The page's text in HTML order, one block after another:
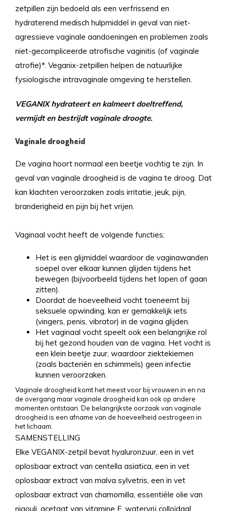
zetpillen zijn bedoeld als een verfrissend en
hydraterend medisch hulpmiddel in geval van niet-
agressieve vaginale aandoeningen en problemen zoals
niet-gecompliceerde atrofische vaginitis (of vaginale
atrofie)*. Veganix-zetpillen helpen de natuurlijke
fysiologische intravaginale omgeving te herstellen.
VEGANIX hydrateert en kalmeert doeltreffend,
vermijdt en bestrijdt vaginale droogte.
Vaginale droogheid
De vagina hoort normaal een beetje vochtig te zijn. In
geval van vaginale droogheid is de vagina te droog. Dat
kan klachten veroorzaken zoals irritatie, jeuk, pijn,
branderigheid en pijn bij het vrijen.
Vaginaal vocht heeft de volgende functies:
Het is een glijmiddel waardoor de vaginawanden
soepel over elkaar kunnen glijden tijdens het
bewegen (bijvoorbeeld tijdens het lopen of gaan
zitten).
Doordat de hoeveelheid vocht toeneemt bij
seksuele opwinding, kan er gemakkelijk iets
(vingers, penis, vibrator) in de vagina glijden.
Het vaginaal vocht speelt ook een belangrijke rol
bij het gezond houden van de vagina. Het vocht is
een klein beetje zuur, waardoor ziektekiemen
(zoals bacteriën en schimmels) geen infectie
kunnen veroorzaken.
Vaginale droogheid komt het meest voor bij vrouwen in en na
de overgang maar vaginale droogheid kan ook op andere
momenten ontstaan. De belangrijkste oorzaak van vaginale
droogheid is een afname van de hoeveelheid oestrogeen in
het lichaam.
SAMENSTELLING
Elke VEGANIX-zetpil bevat hyaluronzuur, een in vet
oplosbaar extract van centella asiatica, een in vet
oplosbaar extract van malva sylvetris, een in vet
oplosbaar extract van chamomilla, essentiële olie van
niaouli, acetaat van vitamine E, watervrij colloïdaal